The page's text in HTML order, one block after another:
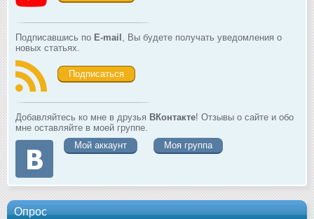
Подписавшись по E-mail , Вы будете получать уведомления о
новых статьях.
Подписаться
Добавляйтесь ко мне в друзья ВКонтакте! Отзывы о сайте и обо
мне оставляйте в моей группе.
Мой аккаунт
Моя группа
Опрос